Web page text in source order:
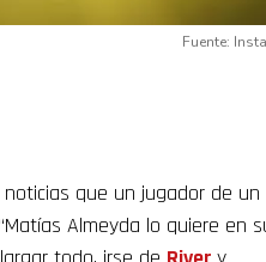
Fuente:
que un jugador de un
Almeyda lo quiere en